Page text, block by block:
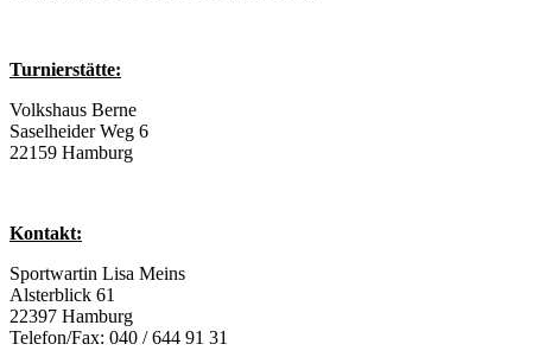
Turnierstätte:
Volkshaus Berne
Saselheider Weg 6
22159 Hamburg
Kontakt:
Sportwartin Lisa Meins
Alsterblick 61
22397 Hamburg
Telefon/Fax: 040 / 644 91 31